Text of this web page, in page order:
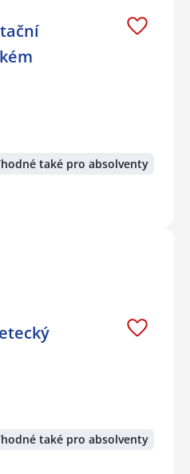
také pro absolventy
také pro absolventy